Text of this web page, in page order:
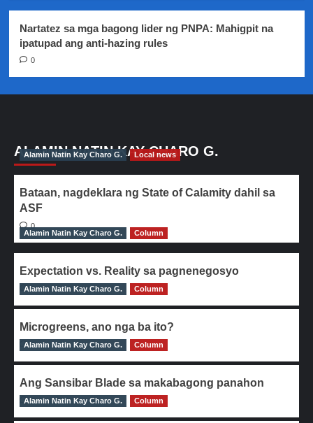
Nartatez sa mga bagong lider ng PNPA: Mahigpit na
ipatupad ang anti-hazing rules
0
ALAMIN NATIN KAY CHARO G.
Alamin Natin Kay Charo G. Local news
Bataan, nagdeklara ng State of Calamity dahil sa
ASF
0
Alamin Natin Kay Charo G.
Column
Expectation vs. Reality sa pagnenegosyo
0
Alamin Natin Kay Charo G. Column
Microgreens, ano nga ba ito?
0
Alamin Natin Kay Charo G. Column
Ang Sansibar Blade sa makabagong panahon
0
Alamin Natin Kay Charo G. Column